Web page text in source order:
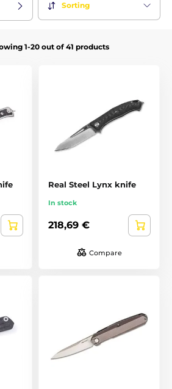
Sorting
1-20 out of 41 products
Real Steel Lynx knife
In stock
218,69 €
Compare